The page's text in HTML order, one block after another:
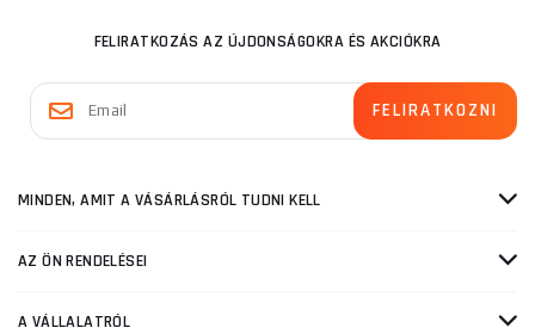
FELIRATKOZÁS AZ ÚJDONSÁGOKRA ÉS AKCIÓKRA
MINDEN, AMIT A VÁSÁRLÁSRÓL TUDNI KELL
AZ ÖN RENDELÉSEI
A VÁLLALATRÓL